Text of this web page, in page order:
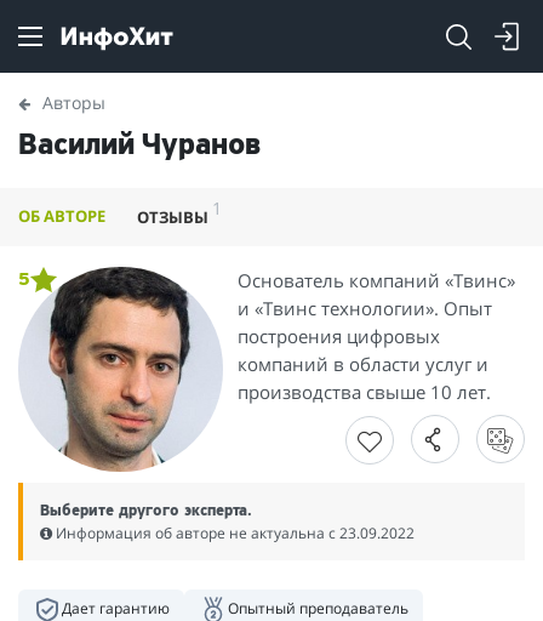
Авторы
Василий Чуранов
ОБ АВТОРЕ ОТЗЫВЫ 1
5
Основатель компаний «Твинс»
и «Твинс технологии». Опыт
построения цифровых
компаний в области услуг и
производства свыше 10 лет.
Выберите другого эксперта.
Информация об авторе не актуальна c 23.09.2022
Дает гарантию Опытный преподаватель